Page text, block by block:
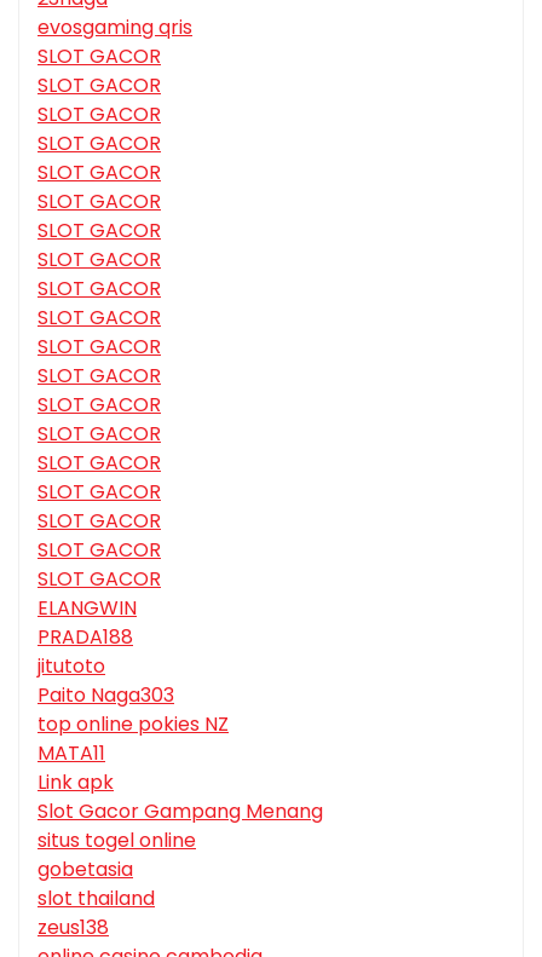
evosgaming qris
SLOT GACOR
SLOT GACOR
SLOT GACOR
SLOT GACOR
SLOT GACOR
SLOT GACOR
SLOT GACOR
SLOT GACOR
SLOT GACOR
SLOT GACOR
SLOT GACOR
SLOT GACOR
SLOT GACOR
SLOT GACOR
SLOT GACOR
SLOT GACOR
SLOT GACOR
SLOT GACOR
SLOT GACOR
ELANGWIN
PRADA188
jitutoto
Paito Naga303
top online pokies NZ
MATA11
Link apk
Slot Gacor Gampang Menang
situs togel online
gobetasia
slot thailand
zeus138